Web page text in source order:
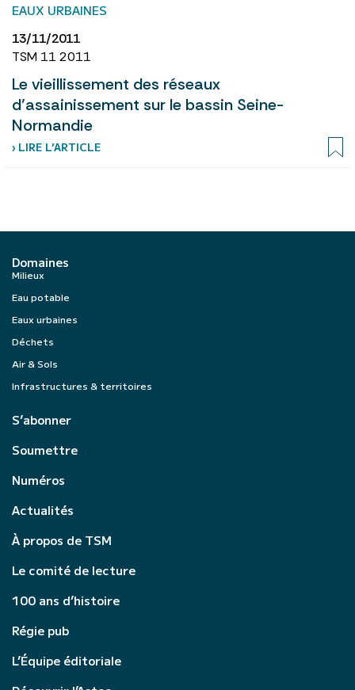
EAUX URBAINES
13/11/2011
TSM 11 2011
Le vieillissement des réseaux
d’assainissement sur le bassin Seine-
Normandie
› LIRE L’ARTICLE
Domaines
Milieux
Eau potable
Eaux urbaines
Déchets
Air & Sols
Infrastructures & territoires
S’abonner
Soumettre
Numéros
Actualités
À propos de TSM
Le comité de lecture
100 ans d’histoire
Régie pub
L’Équipe éditoriale